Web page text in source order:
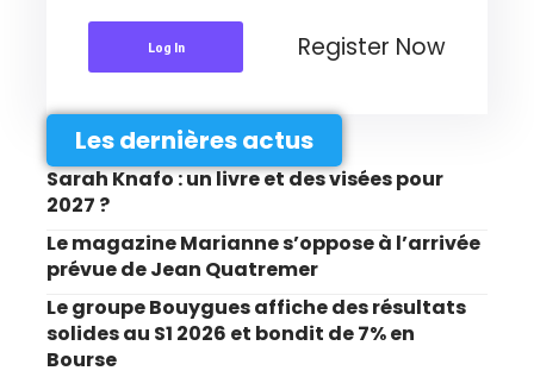
Log In Register Now
Les dernières actus
Sarah Knafo : un livre et des visées pour
2027 ?
Le magazine Marianne s’oppose à l’arrivée
prévue de Jean Quatremer
Le groupe Bouygues affiche des résultats
solides au S1 2026 et bondit de 7% en
Bourse